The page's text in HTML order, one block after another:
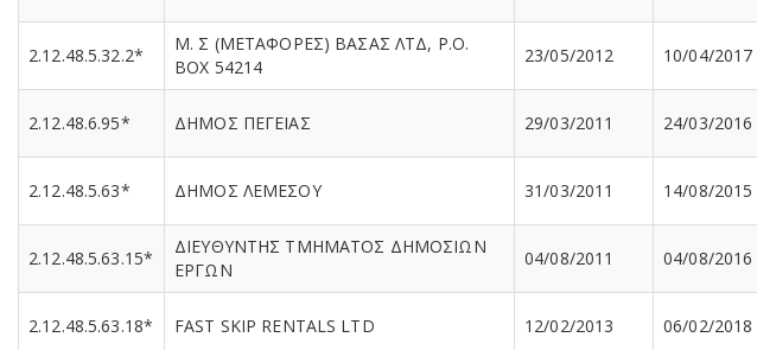
2.12.48.5.32.2*
Μ. Σ (ΜΕΤΑΦΟΡΕΣ) ΒΑΣΑΣ ΛΤΔ, P.O.
BOX 54214
23/05/2012 10/04/2017
2.12.48.6.95* ΔΗΜΟΣ ΠΕΓΕΙΑΣ 29/03/2011 24/03/2016
2.12.48.5.63* ΔΗΜΟΣ ΛΕΜΕΣΟΥ 31/03/2011 14/08/2015
2.12.48.5.63.15*
ΔΙΕΥΘΥΝΤΗΣ ΤΜΗΜΑΤΟΣ ΔΗΜΟΣΙΩΝ
ΕΡΓΩΝ
04/08/2011 04/08/2016
2.12.48.5.63.18* FAST SKIP RENTALS LTD 12/02/2013 06/02/2018